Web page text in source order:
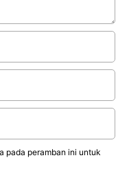
pada peramban ini untuk